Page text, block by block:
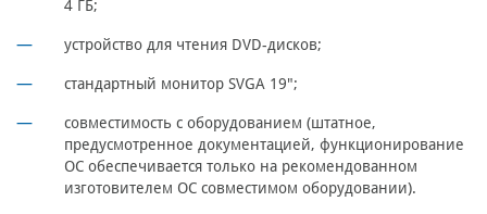
4 ГБ;
устройство для чтения DVD-дисков;
стандартный монитор SVGA 19";
совместимость с оборудованием (штатное,
предусмотренное документацией, функционирование
ОС обеспечивается только на рекомендованном
изготовителем ОС совместимом оборудовании).